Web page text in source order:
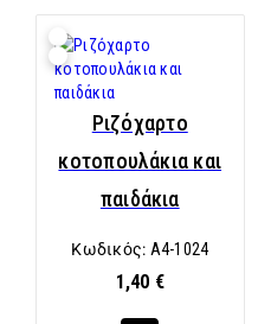
Ριζόχαρτο
κοτοπουλάκια και
παιδάκια
Κωδικός: A4-1024
1,40 €